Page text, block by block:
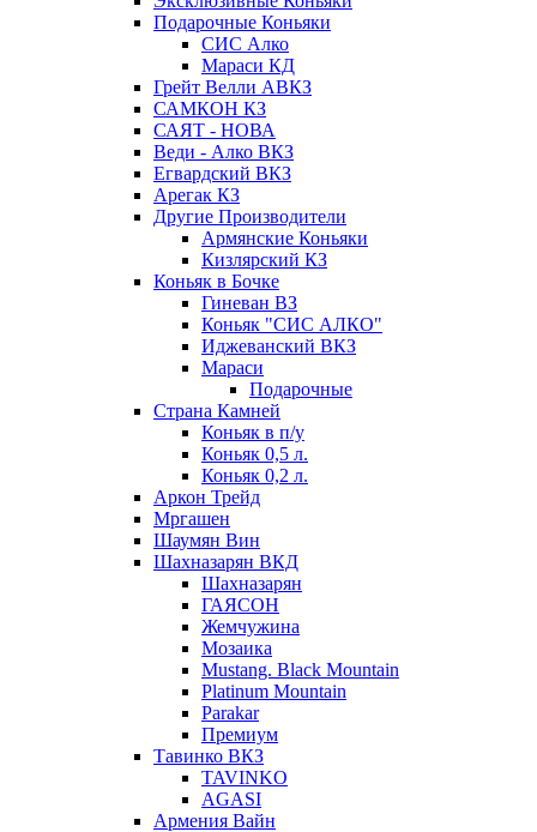
Подарочные Коньяки
СИС Алко
Мараси КД
Грейт Велли АВКЗ
САМКОН КЗ
САЯТ - НОВА
Веди - Алко ВКЗ
Егвардский ВКЗ
Арегак КЗ
Другие Производители
Армянские Коньяки
Кизлярский КЗ
Коньяк в Бочке
Гиневан ВЗ
Коньяк "СИС АЛКО"
Иджеванский ВКЗ
Мараси
Подарочные
Страна Камней
Коньяк в п/у
Коньяк 0,5 л.
Коньяк 0,2 л.
Аркон Трейд
Мргашен
Шаумян Вин
Шахназарян ВКД
Шахназарян
ГАЯСОН
Жемчужина
Мозаика
Mustang. Black Mountain
Platinum Mountain
Parakar
Премиум
Тавинко ВКЗ
TAVINKO
AGASI
Армения Вайн